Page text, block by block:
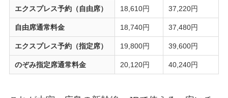
エクスプレス予約（自由席） 18,610円 37,220円
自由席通常料金 18,740円 37,480円
エクスプレス予約（指定席） 19,800円 39,600円
のぞみ指定席通常料金 20,120円 40,240円